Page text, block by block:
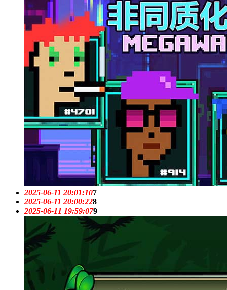
2025-06-11 20:01:107
2025-06-11 20:00:228
2025-06-11 19:59:079